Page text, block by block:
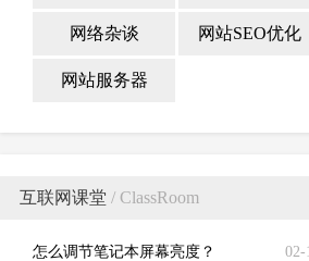
网络杂谈 网站SEO优化
网站服务器
互联网课堂 / ClassRoom
02-
怎么调节笔记本屏幕亮度？